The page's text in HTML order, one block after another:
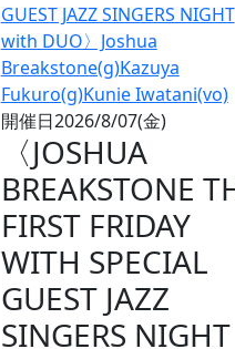
開催日2026/8/07(金)
〈JOSHUA
BREAKSTONE
FIRST FRIDAY
WITH SPECIAL
GUEST JAZZ
SINGERS NIGHT